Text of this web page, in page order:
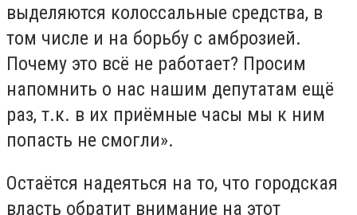
выделяются колоссальные средства, в
том числе и на борьбу с амброзией.
Почему это всё не работает? Просим
напомнить о нас нашим депутатам ещё
раз, т.к. в их приёмные часы мы к ним
попасть не смогли».
Остаётся надеяться на то, что городская
власть обратит внимание на этот